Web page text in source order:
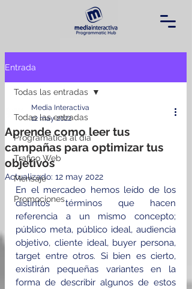
Entrada
Todas las entradas
Programática al día
Trafico Web
Mensaje
Promociones
Todas las entradas
Aprende como leer tus
campañas para optimizar tus
objetivos
Media Interactiva
12 may 2022
Actualizado: 12 may 2022
En el mercadeo hemos leído de los
distintos términos que hacen
referencia a un mismo concepto;
público meta, público ideal, audiencia
objetivo, cliente ideal, buyer persona,
target entre otros. Si bien es cierto,
existirán pequeñas variantes en la
forma de describir algunos de estos